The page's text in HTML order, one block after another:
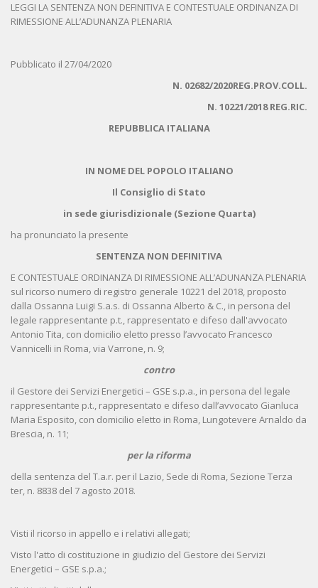
LEGGI LA SENTENZA NON DEFINITIVA E CONTESTUALE ORDINANZA DI
RIMESSIONE ALL’ADUNANZA PLENARIA
Pubblicato il 27/04/2020
N. 02682/2020REG.PROV.COLL.
N. 10221/2018 REG.RIC.
REPUBBLICA ITALIANA
IN NOME DEL POPOLO ITALIANO
Il Consiglio di Stato
in sede giurisdizionale (Sezione Quarta)
ha pronunciato la presente
SENTENZA NON DEFINITIVA
E CONTESTUALE ORDINANZA DI RIMESSIONE ALL’ADUNANZA PLENARIA
sul ricorso numero di registro generale 10221 del 2018, proposto
dalla Ossanna Luigi S.a.s. di Ossanna Alberto & C., in persona del
legale rappresentante p.t., rappresentato e difeso dall'avvocato
Antonio Tita, con domicilio eletto presso l’avvocato Francesco
Vannicelli in Roma, via Varrone, n. 9;
contro
il Gestore dei Servizi Energetici – GSE s.p.a., in persona del legale
rappresentante p.t., rappresentato e difeso dall’avvocato Gianluca
Maria Esposito, con domicilio eletto in Roma, Lungotevere Arnaldo da
Brescia, n. 11;
per la riforma
della sentenza del T.a.r. per il Lazio, Sede di Roma, Sezione Terza
ter, n. 8838 del 7 agosto 2018.
Visti il ricorso in appello e i relativi allegati;
Visto l'atto di costituzione in giudizio del Gestore dei Servizi
Energetici – GSE s.p.a.;